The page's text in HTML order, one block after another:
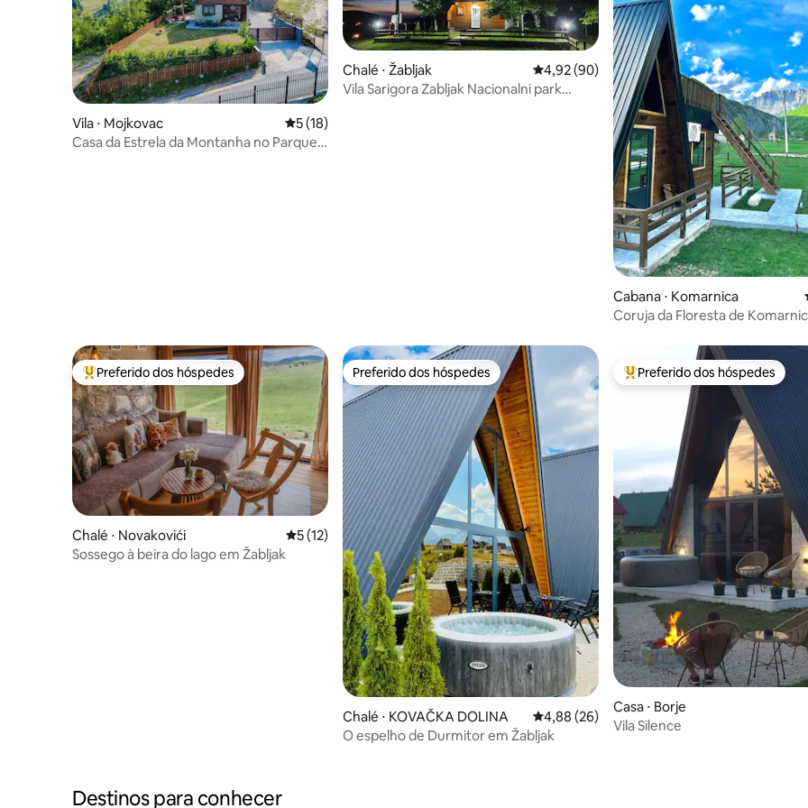
Vila ⋅ Mojkovac 5 de uma avaliação média de 5, 18 avaliações
5 (18)
Casa da Estrela da Montanha no Parque
Chalé ⋅ Žabljak 4,92 de uma avaliação média de 5, 90
4,92 (90)
Vila Sarigora Zabljak Nacionalni park
Cabana ⋅ Komarnica
Coruja da Floresta de
Entre os melhores preferidos dos hóspedes
Preferido dos hóspedes
Chalé ⋅ Novakovići 5 de uma avaliação média de 5, 12 avaliações
5 (12)
Sossego à beira do lago em Žabljak
Preferido dos hóspedes
Preferido dos hóspedes
Chalé ⋅ KOVAČKA DOLINA 4,88 de uma avaliação média de 5, 26
4,88 (26)
O espelho de Durmitor em Žabljak
Entre os melhores preferidos
Preferido dos hóspedes
Casa ⋅ Borje
Vila Silence
Destinos para conhecer